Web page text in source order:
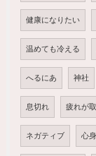
健康になりたい
温めても冷える
へるにあ 神社
息切れ 疲れが
ネガティブ 心